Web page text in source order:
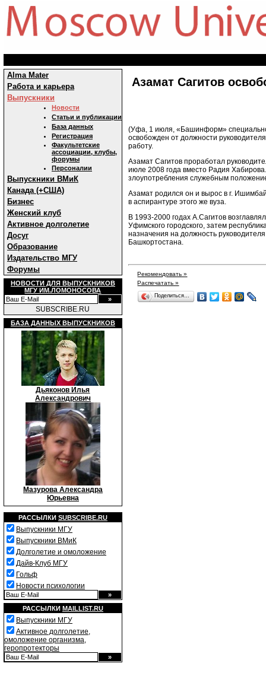
Alma Mater
Работа и карьера
Выпускники
Новости
Статьи и публикации
База данных
Регистрация
Факультетские
ассоциации, клубы,
форумы
Персоналии
Выпускники ВМиК
Канада (+США)
Бизнес
Женский клуб
Активное долголетие
Досуг
Образование
Издательство МГУ
Форумы
НОВОСТИ ДЛЯ ВЫПУСКНИКОВ
МГУ ИМ.ЛОМОНОСОВА
SUBSCRIBE.RU
БАЗА ДАННЫХ ВЫПУСКНИКОВ
Дьяконов Илья
Александрович
Мазурова Александра
Юрьевна
РАССЫЛКИ SUBSCRIBE.RU
Выпускники МГУ
Выпускники ВМиК
Долголетие и омоложение
Дайв-Клуб МГУ
Гольф
Новости психологии
РАССЫЛКИ MAILLIST.RU
Выпускники МГУ
Активное долголетие,
омоложение организма,
геропротекторы
Азамат Сагитов
(Уфа, 1 июля, «Башинформ»
освобожден от должности
работу.
Азамат Сагитов проработал
июле 2008 года вместо Радия
злоупотребления служебным
Азамат родился он и вырос в г.
в аспирантуре этого же вуза.
В 1993-2000 годах А.Сагитов
Уфимского городского, затем
назначения на должность
Башкортостана.
Рекомендовать »
Распечатать »
Поделиться…